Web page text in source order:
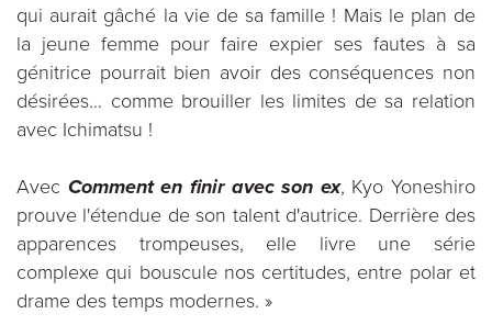
qui aurait gâché la vie de sa famille ! Mais le plan de
la jeune femme pour faire expier ses fautes à sa
génitrice pourrait bien avoir des conséquences non
désirées… comme brouiller les limites de sa relation
avec Ichimatsu !
Avec Comment en finir avec son ex, Kyo Yoneshiro
prouve l'étendue de son talent d'autrice. Derrière des
apparences trompeuses, elle livre une série
complexe qui bouscule nos certitudes, entre polar et
drame des temps modernes. »